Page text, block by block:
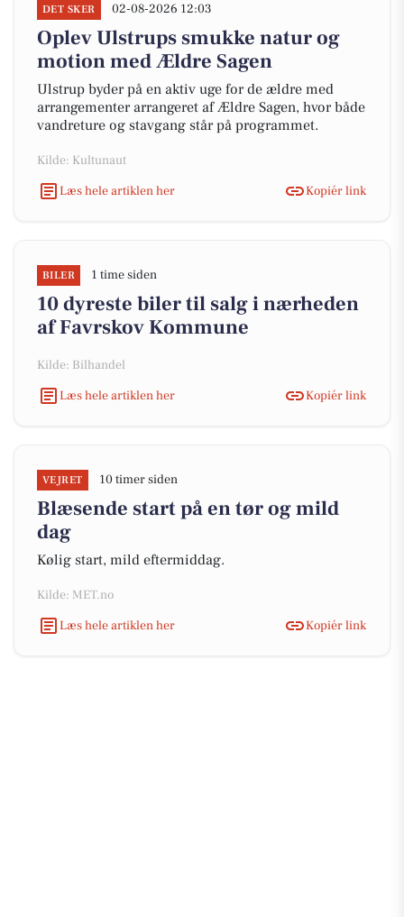
DET SKER 02-08-2026 12:03
Oplev Ulstrups smukke natur og
motion med Ældre Sagen
Ulstrup byder på en aktiv uge for de ældre med
arrangementer arrangeret af Ældre Sagen, hvor både
vandreture og stavgang står på programmet.
Kilde: Kultunaut
Læs hele artiklen her
Kopiér link
BILER 1 time siden
10 dyreste biler til salg i nærheden
af Favrskov Kommune
Kilde: Bilhandel
Læs hele artiklen her
Kopiér link
VEJRET 10 timer siden
Blæsende start på en tør og mild
dag
Kølig start, mild eftermiddag.
Kilde: MET.no
Læs hele artiklen her
Kopiér link